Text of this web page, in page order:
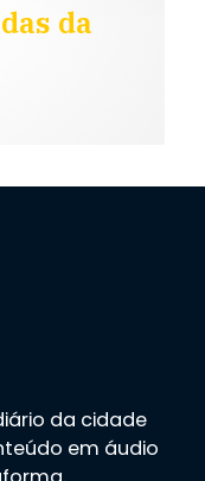
da
da cidade
em áudio